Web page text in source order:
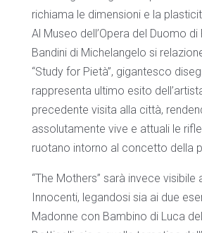
richiama le dimensioni e la
Al Museo dell’Opera del Duomo di
Bandini di Michelangelo si
“Study for Pietà”, gigantesco
rappresenta ultimo esito
precedente visita alla città,
assolutamente vive e attuali le
ruotano intorno al concetto della
“The Mothers” sarà invece visibile
Innocenti, legandosi sia ai due
Madonne con Bambino di Luca